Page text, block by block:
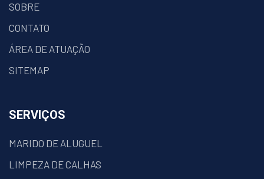
SOBRE
CONTATO
ÁREA DE ATUAÇÃO
SITEMAP
SERVIÇOS
MARIDO DE ALUGUEL
LIMPEZA DE CALHAS